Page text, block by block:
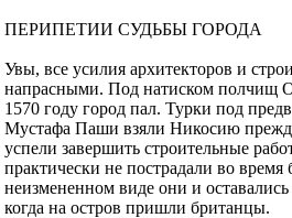
ПЕРИПЕТИИ СУДЬБЫ ГОРОДА
Увы, все усилия архитекторов и
напрасными. Под натиском полчищ
1570 году город пал. Турки под
Мустафа Паши взяли Никосию
успели завершить строительные
практически не пострадали во время
неизмененном виде они и
когда на остров пришли британцы.